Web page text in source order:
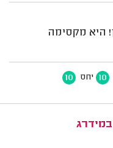
היא מקסימה
10 יחס 10